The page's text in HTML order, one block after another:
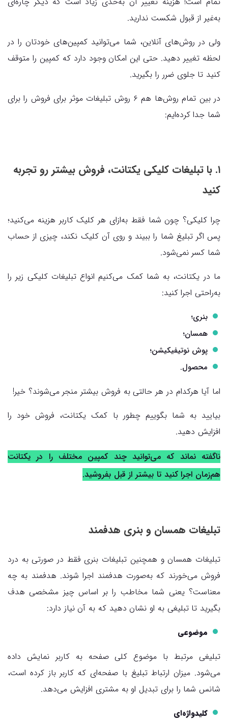
به‌غیر از قبول شکست ندارید.
ولی در روش‌های آنلاین، شما می‌توانید کمپین‌های خودتان را در
لحظه تغییر دهید. حتی این امکان وجود دارد که کمپین را متوقف
کنید تا جلوی ضرر را بگیرید.
در بین تمام روش‌ها هم ۶ روش تبلیغات موثر برای فروش را برای
شما جدا کرده‌ایم:
۱. با تبلیغات کلیکی یکتانت، فروش بیشتر رو تجربه
کنید
چرا کلیکی؟ چون شما فقط به‌ازای هر کلیک کاربر هزینه می‌کنید؛
پس اگر تبلیغ شما را ببیند و روی آن کلیک نکند، چیزی از حساب
شما کسر نمی‌شود.
ما در یکتانت، به شما کمک می‌کنیم انواع تبلیغات کلیکی زیر را
به‌راحتی اجرا کنید:
بنری؛
همسان؛
پوش نوتیفیکیشن؛
محصول.
اما آیا هرکدام در هر حالتی به فروش بیشتر منجر می‌شوند؟ خیر!
بیایید به شما بگوییم چطور با کمک یکتانت، فروش خود را
افزایش دهید.
ناگفته نماند که می‌توانید چند کمپین مختلف را در یکتانت
هم‌زمان اجرا کنید تا بیشتر از قبل بفروشید.
تبلیغات همسان و بنری هدفمند
تبلیغات همسان و همچنین تبلیغات بنری فقط در صورتی به درد
فروش می‌خورند که به‌صورت هدفمند اجرا شوند. هدفمند به چه
معناست؟ یعنی شما مخاطب را بر اساس چیز مشخصی هدف
بگیرید تا تبلیغی به او نشان دهید که به آن نیاز دارد:
موضوعی
تبلیغی مرتبط با موضوع کلی صفحه به کاربر نمایش داده
می‌شود. میزان ارتباط تبلیغ با صفحه‌ای که کاربر باز کرده است،
شانس شما را برای تبدیل او به مشتری افزایش می‌دهد.
کلیدواژه‌ای